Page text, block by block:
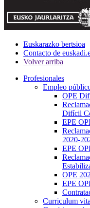
Euskarazko bertsioa
Contacto de
Volver arriba
Profesionales
Empleo
OPE
Difícil
EPE
2020-
EPE
OPE
EPE
Curriculum